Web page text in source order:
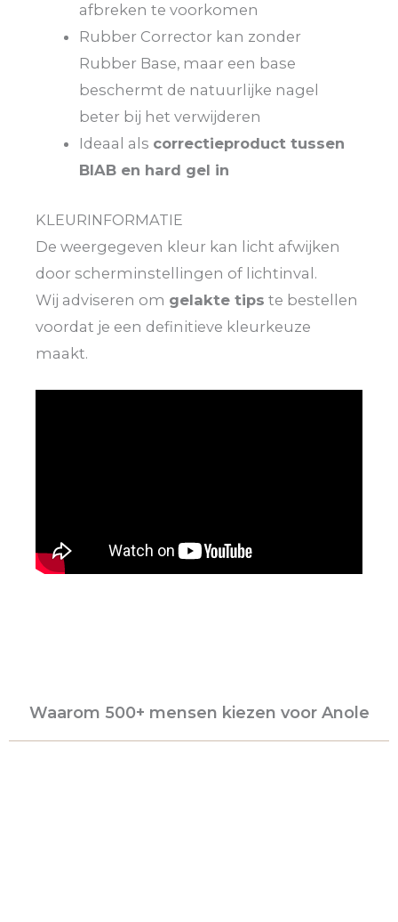
afbreken te voorkomen
Rubber Corrector kan zonder
Rubber Base, maar een base
beschermt de natuurlijke nagel
beter bij het verwijderen
Ideaal als correctieproduct tussen
BIAB en hard gel in
KLEURINFORMATIE
De weergegeven kleur kan licht afwijken
door scherminstellingen of lichtinval.
Wij adviseren om gelakte tips te bestellen
voordat je een definitieve kleurkeuze
maakt.
Waarom 500+ mensen kiezen voor Anole